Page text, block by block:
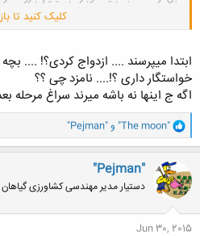
کلا میشه یه اطلاعاتی درباره مصاحبه دکتری
کلیک کنید تا
ابتدا میپرسند .... ازدواج کردی؟! ....
خواستگار داری ؟!.... نامزد چی ؟؟
اگه ج اینها نه باشه میرند سراغ مرحله
و
ا
ک
ن
ش
ه
ا
"The moon" و "Pejman"
"Pejman"
دستیار مدیر مهندسی کشاورزی
Jun 30, 2015